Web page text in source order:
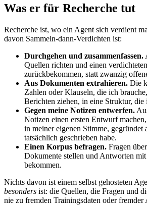
Was er für Recherche tut
Recherche ist, wo ein Agent sich verdient
davon Sammeln-dann-Verdichten ist:
Durchgehen und zusammenfassen.
Quellen richten und einen
zurückbekommen, statt zwanzig
Aus Dokumenten extrahieren. Die
Zahlen oder Klauseln, die ich
Berichten ziehen, in eine Struktur, die
Gegen meine Notizen entwerfen.
Notizen einen ersten Entwurf
in meiner eigenen Stimme, gegründet
tatsächlich geschrieben habe.
Einen Korpus befragen. Fragen
Dokumente stellen und Antworten
bekommen.
Nichts davon ist einem selbst gehosteten
besonders ist: die Quellen, die Fragen und
nie zu fremden Trainingsdaten oder fremder